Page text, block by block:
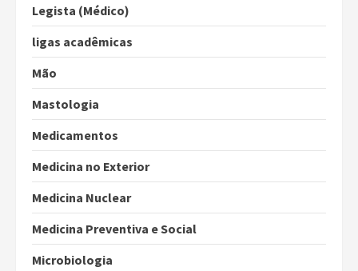
Legista (Médico)
ligas acadêmicas
Mão
Mastologia
Medicamentos
Medicina no Exterior
Medicina Nuclear
Medicina Preventiva e Social
Microbiologia